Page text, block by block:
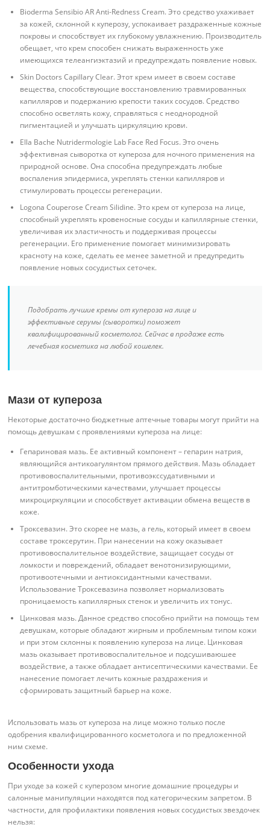
Bioderma Sensibio AR Anti-Redness Cream. Это средство ухаживает
за кожей, склонной к куперозу, успокаивает раздраженные кожные
покровы и способствует их глубокому увлажнению. Производитель
обещает, что крем способен снижать выраженность уже
имеющихся телеангиэктазий и предупреждать появление новых.
Skin Doctors Capillary Clear. Этот крем имеет в своем составе
вещества, способствующие восстановлению травмированных
капилляров и подержанию крепости таких сосудов. Средство
способно осветлять кожу, справляться с неоднородной
пигментацией и улучшать циркуляцию крови.
Ella Bache Nutridermologie Lab Face Red Focus. Это очень
эффективная сыворотка от купероза для ночного применения на
природной основе. Она способна предупреждать любые
воспаления эпидермиса, укреплять стенки капилляров и
стимулировать процессы регенерации.
Logona Couperose Cream Silidine. Это крем от купероза на лице,
способный укреплять кровеносные сосуды и капиллярные стенки,
увеличивая их эластичность и поддерживая процессы
регенерации. Его применение помогает минимизировать
красноту на коже, сделать ее менее заметной и предупредить
появление новых сосудистых сеточек.
Подобрать лучшие кремы от купероза на лице и
эффективные серумы (сыворотки) поможет
квалифицированный косметолог. Сейчас в продаже есть
лечебная косметика на любой кошелек.
Мази от купероза
Некоторые достаточно бюджетные аптечные товары могут прийти на
помощь девушкам с проявлениями купероза на лице:
Гепариновая мазь. Ее активный компонент – гепарин натрия,
являющийся антикоагулянтом прямого действия. Мазь обладает
противовоспалительными, противоэкссудативными и
антитромботическими качествами, улучшает процессы
микроциркуляции и способствует активации обмена веществ в
коже.
Троксевазин. Это скорее не мазь, а гель, который имеет в своем
составе троксерутин. При нанесении на кожу оказывает
противовоспалительное воздействие, защищает сосуды от
ломкости и повреждений, обладает венотонизирующими,
противоотечными и антиоксидантными качествами.
Использование Троксевазина позволяет нормализовать
проницаемость капиллярных стенок и увеличить их тонус.
Цинковая мазь. Данное средство способно прийти на помощь тем
девушкам, которые обладают жирным и проблемным типом кожи
и при этом склонны к появлению купероза на лице. Цинковая
мазь оказывает противовоспалительное и подсушиваюшее
воздействие, а также обладает антисептическими качествами. Ее
нанесение помогает лечить кожные раздражения и
сформировать защитный барьер на коже.
Использовать мазь от купероза на лице можно только после
одобрения квалифицированного косметолога и по предложенной
ним схеме.
Особенности ухода
При уходе за кожей с куперозом многие домашние процедуры и
салонные манипуляции находятся под категорическим запретом. В
частности, для профилактики появления новых сосудистых звездочек
нельзя: